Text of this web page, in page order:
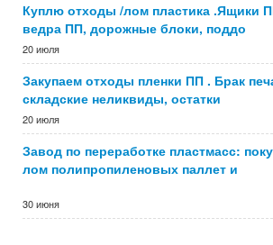
Куплю отходы /лом пластика .Ящики
ведра ПП, дорожные блоки, поддо
20 июля
Закупаем отходы пленки ПП . Брак
складские неликвиды, остатки
20 июля
Завод по переработке пластмасс:
лом полипропиленовых паллет и
30 июня